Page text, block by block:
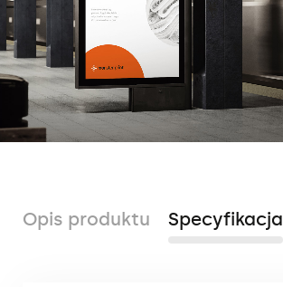
Opis produktu Specyfikacja